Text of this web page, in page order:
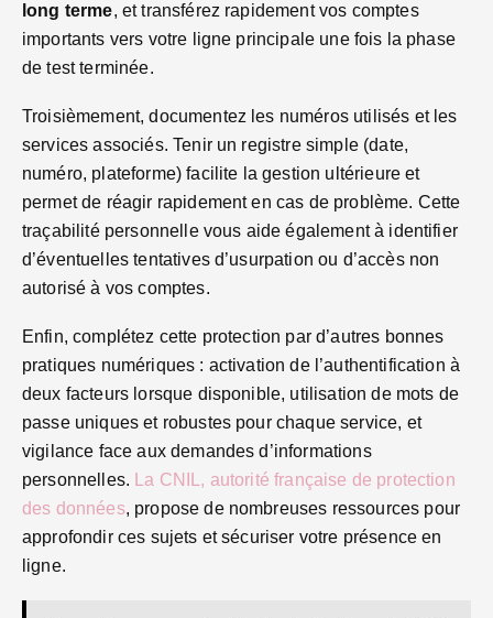
long terme, et transférez rapidement vos comptes
importants vers votre ligne principale une fois la phase
de test terminée.
Troisièmement, documentez les numéros utilisés et les
services associés. Tenir un registre simple (date,
numéro, plateforme) facilite la gestion ultérieure et
permet de réagir rapidement en cas de problème. Cette
traçabilité personnelle vous aide également à identifier
d’éventuelles tentatives d’usurpation ou d’accès non
autorisé à vos comptes.
Enfin, complétez cette protection par d’autres bonnes
pratiques numériques : activation de l’authentification à
deux facteurs lorsque disponible, utilisation de mots de
passe uniques et robustes pour chaque service, et
vigilance face aux demandes d’informations
personnelles.
La CNIL, autorité française de protection
des données, propose de nombreuses ressources pour
approfondir ces sujets et sécuriser votre présence en
ligne.